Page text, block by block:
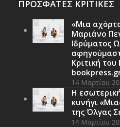
ΠΡΟΣΦΑΤΕΣ ΚΡΙΤΙΚΕΣ
«Μια
Μαριάνο
Ιδρύματος
Κριτική
14 Μαρτίου
Η
κυνήγι
της Όλγας
14 Μαρτίου